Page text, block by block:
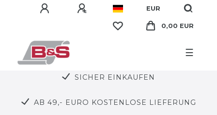
EUR
0,00 EUR
☰
SICHER EINKAUFEN
AB 49,- EURO KOSTENLOSE LIEFERUNG